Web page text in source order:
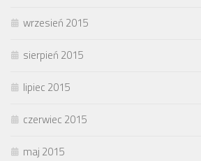
wrzesień 2015
sierpień 2015
lipiec 2015
czerwiec 2015
maj 2015